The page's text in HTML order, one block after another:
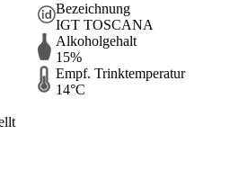
Bezeichnung
IGT TOSCANA
Alkoholgehalt
15%
Empf. Trinktemperatur
14°C